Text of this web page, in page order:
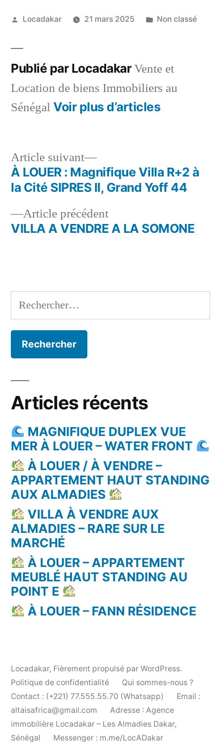
Publié
Locadakar 21 mars 2025
Publié
Non classé
Publié par LocadakarVente et
Location de biens Immobiliers au
Sénégal Voir plus d’articles
Navigation
l’article
Article précédentArticle
précédent :
VILLA A VENDRE A LA SOMONE
Article suivant
Article
suivant :
À LOUER : Magnifique Villa R+2 à
la Cité SIPRES II, Grand Yoff 44
Rechercher :
Articles récents
MAGNIFIQUE DUPLEX VUE
MER À LOUER – WATER FRONT
À LOUER / À VENDRE –
APPARTEMENT HAUT STANDING
AUX ALMADIES
VILLA À VENDRE AUX
ALMADIES – RARE SUR LE
MARCHÉ
À LOUER – APPARTEMENT
MEUBLÉ HAUT STANDING AU
POINT E
À LOUER – FANN RÉSIDENCE
Locadakar, Fièrement propulsé par WordPress.
Politique de confidentialité
Qui sommes-nous ?
Contact : (+221) 77.555.55.70 (Whatsapp)
Email :
altaisafrica@gmail.com
Adresse : Agence
immobilière Locadakar – Les Almadies Dakar,
Sénégal
Messenger : m.me/LocADakar